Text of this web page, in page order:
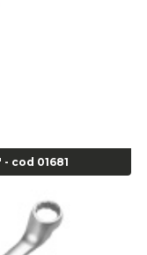
02342
01909
00163
- cod 00977
cod 01681